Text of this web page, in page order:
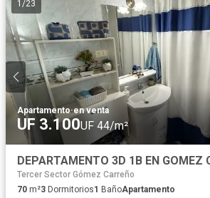
1 /23
Apartamento·en venta
UF 3.100UF 44/m²
Tercer Sector Gómez Carreño
70 m²3 Dormitorios1 BañoApartamento